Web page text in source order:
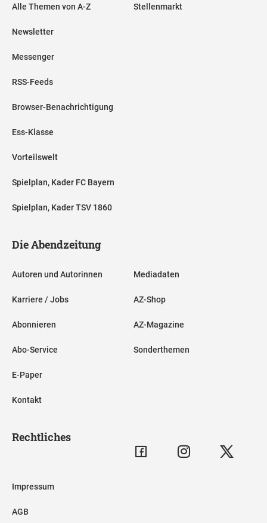
Alle Themen von A-Z
Newsletter
Messenger
RSS-Feeds
Browser-Benachrichtigung
Ess-Klasse
Vorteilswelt
Spielplan, Kader FC Bayern
Spielplan, Kader TSV 1860
Stellenmarkt
Die Abendzeitung
Autoren und Autorinnen
Karriere / Jobs
Abonnieren
Abo-Service
E-Paper
Kontakt
Mediadaten
AZ-Shop
AZ-Magazine
Sonderthemen
Rechtliches
Impressum
AGB